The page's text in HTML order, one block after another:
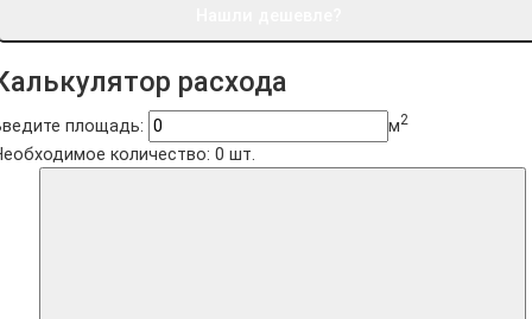
расхода
площадь: м2
количество: 0 шт.